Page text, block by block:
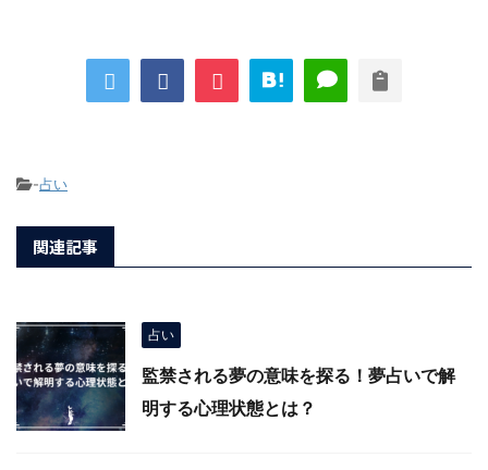
-占い
関連記事
占い
監禁される夢の意味を探る！夢占いで解
明する心理状態とは？